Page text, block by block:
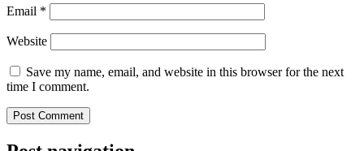
Email *
Website
Save my name, email, and website in this browser for the next
time I comment.